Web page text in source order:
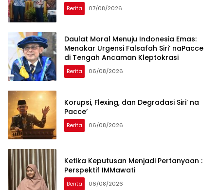
Berita 07/08/2026
Daulat Moral Menuju Indonesia Emas:
Menakar Urgensi Falsafah Siri’ naPacce
di Tengah Ancaman Kleptokrasi
Berita 06/08/2026
Korupsi, Flexing, dan Degradasi Siri’ na
Pacce’
Berita 06/08/2026
Ketika Keputusan Menjadi Pertanyaan :
Perspektif IMMawati
Berita 06/08/2026